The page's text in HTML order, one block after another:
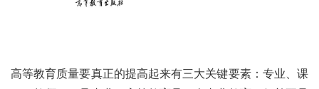
高等教育质量要真正的提高起来有三大关键要素：专业、课